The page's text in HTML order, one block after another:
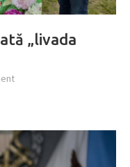
„livada